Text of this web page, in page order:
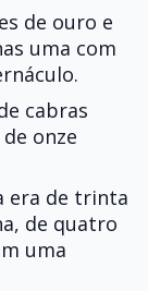
de ouro e
uma com
cabras
onze
era de trinta
de quatro
uma